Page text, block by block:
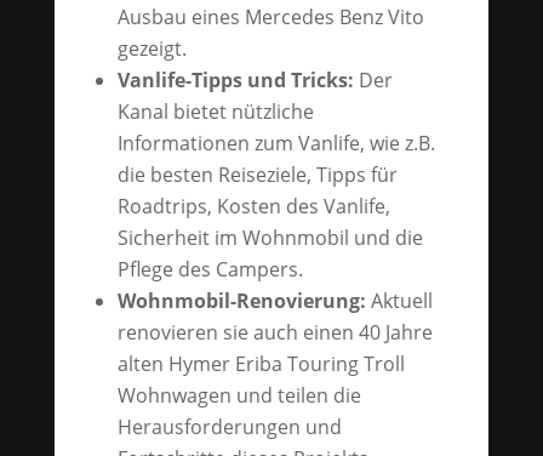
Ausbau eines Mercedes Benz Vito
gezeigt.
Vanlife-Tipps und Tricks: Der
Kanal bietet nützliche
Informationen zum Vanlife, wie z.B.
die besten Reiseziele, Tipps für
Roadtrips, Kosten des Vanlife,
Sicherheit im Wohnmobil und die
Pflege des Campers.
Wohnmobil-Renovierung: Aktuell
renovieren sie auch einen 40 Jahre
alten Hymer Eriba Touring Troll
Wohnwagen und teilen die
Herausforderungen und